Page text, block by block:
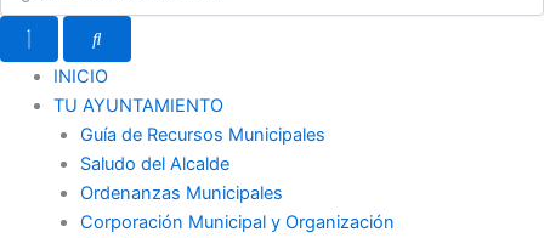
INICIO
TU AYUNTAMIENTO
Guía de Recursos Municipales
Saludo del Alcalde
Ordenanzas Municipales
Corporación Municipal y Organización